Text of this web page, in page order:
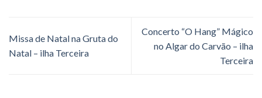
Missa de Natal na Gruta do
Natal – ilha Terceira
Concerto “O Hang” Mágico
no Algar do Carvão – ilha
Terceira